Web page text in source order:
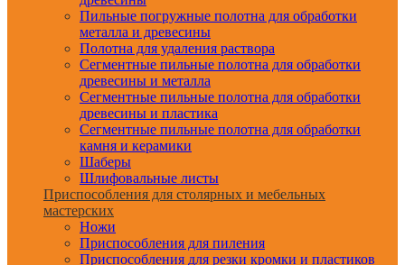
Пильные погружные полотна для обработки
металла и древесины
Полотна для удаления раствора
Сегментные пильные полотна для обработки
древесины и металла
Сегментные пильные полотна для обработки
древесины и пластика
Сегментные пильные полотна для обработки
камня и керамики
Шаберы
Шлифовальные листы
Приспособления для столярных и мебельных
мастерских
Ножи
Приспособления для пиления
Приспособления для резки кромки и пластиков